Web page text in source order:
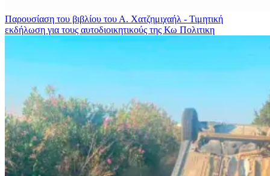
Παρουσίαση του βιβλίου του Α. Χατζημιχαήλ - Τιμητική
εκδήλωση για τους αυτοδιοικητικούς της Κω Πολιτικη